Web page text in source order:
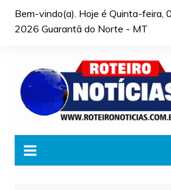
Bem-vindo(a). Hoje é Quinta-feira,
2026 Guarantã do Norte - MT